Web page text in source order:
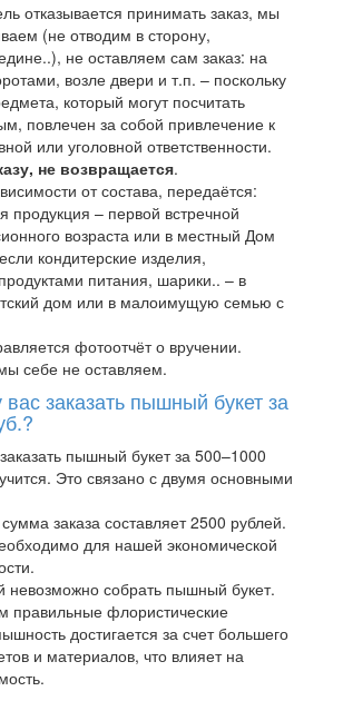
отказывается принимать заказ, мы
(не отводим в сторону,
не оставляем сам заказ: на
возле двери и т.п. – поскольку
который могут посчитать
повлечен за собой привлечение к
или уголовной ответственности.
не возвращается.
от состава, передаётся:
продукция – первой встречной
возраста или в местный Дом
кондитерские изделия,
питания, шарики.. – в
дом или в малоимущую семью с
фотоотчёт о вручении.
себе не оставляем.
заказать пышный букет за
пышный букет за 500–1000
Это связано с двумя основными
заказа составляет 2500 рублей.
для нашей экономической
невозможно собрать пышный букет.
правильные флористические
достигается за счет большего
и материалов, что влияет на